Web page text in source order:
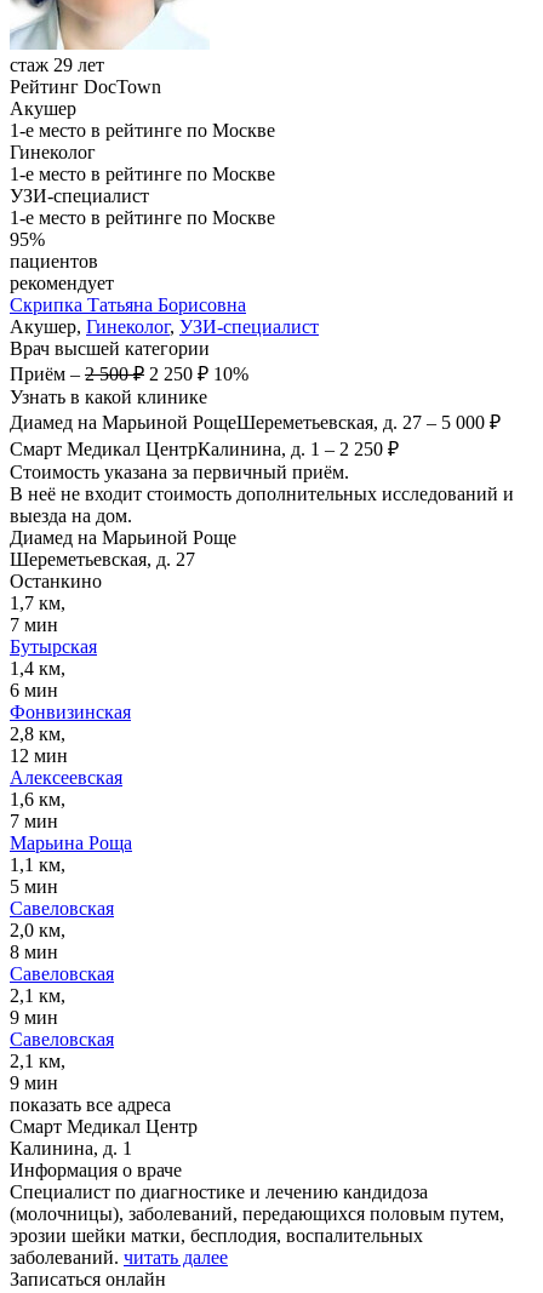
стаж 29 лет
Рейтинг DocTown
Акушер
1-е место в рейтинге по Москве
Гинеколог
1-е место в рейтинге по Москве
УЗИ-специалист
1-е место в рейтинге по Москве
95%
пациентов
рекомендует
Скрипка Татьяна Борисовна
Акушер, Гинеколог, УЗИ-специалист
Врач высшей категории
Приём – 2 500 ₽ 2 250 ₽ 10%
Узнать в какой клинике
Диамед на Марьиной РощеШереметьевская, д. 27 – 5 000 ₽
Смарт Медикал ЦентрКалинина, д. 1 – 2 250 ₽
Стоимость указана за первичный приём.
В неё не входит стоимость дополнительных исследований и
выезда на дом.
Диамед на Марьиной Роще
Шереметьевская, д. 27
Останкино
1,7 км,
7 мин
Бутырская
1,4 км,
6 мин
Фонвизинская
2,8 км,
12 мин
Алексеевская
1,6 км,
7 мин
Марьина Роща
1,1 км,
5 мин
Савеловская
2,0 км,
8 мин
Савеловская
2,1 км,
9 мин
Савеловская
2,1 км,
9 мин
показать все адреса
Смарт Медикал Центр
Калинина, д. 1
Информация о враче
Специалист по диагностике и лечению кандидоза
(молочницы), заболеваний, передающихся половым путем,
эрозии шейки матки, бесплодия, воспалительных
заболеваний. читать далее
Записаться онлайн